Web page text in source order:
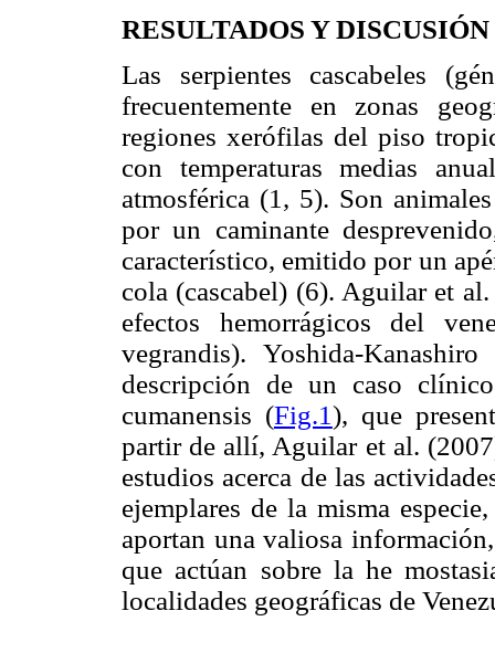
RESULTADOS Y DISCUSIÓN
Las serpientes cascabeles
frecuentemente en zonas
regiones xerófilas del piso
con temperaturas medias
atmosférica (1, 5). Son
por un caminante
característico, emitido por un
cola (cascabel) (6). Aguilar et
efectos hemorrágicos del
vegrandis). Yoshida-
descripción de un caso
cumanensis (Fig.1), que
partir de allí, Aguilar et al.
estudios acerca de las
ejemplares de la misma
aportan una valiosa
que actúan sobre la he
localidades geográficas de